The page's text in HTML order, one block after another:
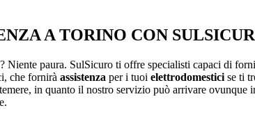
A TORINO CON
Niente paura. SulSicuro ti offre specialisti capaci di
che fornirà assistenza per i tuoi elettrodomestici se ti
in quanto il nostro servizio può arrivare ovunque